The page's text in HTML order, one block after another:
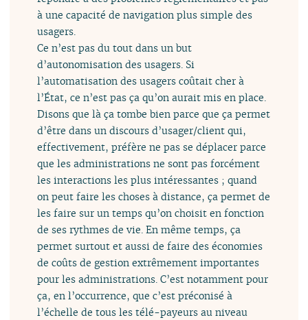
à une capacité de navigation plus simple des
usagers.
Ce n’est pas du tout dans un but
d’autonomisation des usagers. Si
l’automatisation des usagers coûtait cher à
l’État, ce n’est pas ça qu’on aurait mis en place.
Disons que là ça tombe bien parce que ça permet
d’être dans un discours d’usager/client qui,
effectivement, préfère ne pas se déplacer parce
que les administrations ne sont pas forcément
les interactions les plus intéressantes ; quand
on peut faire les choses à distance, ça permet de
les faire sur un temps qu’on choisit en fonction
de ses rythmes de vie. En même temps, ça
permet surtout et aussi de faire des économies
de coûts de gestion extrêmement importantes
pour les administrations. C’est notamment pour
ça, en l’occurrence, que c’est préconisé à
l’échelle de tous les télé-payeurs au niveau